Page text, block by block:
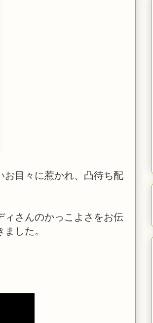
お目々に惹かれ、凸待ち配
ィさんのかっこよさをお伝
した。